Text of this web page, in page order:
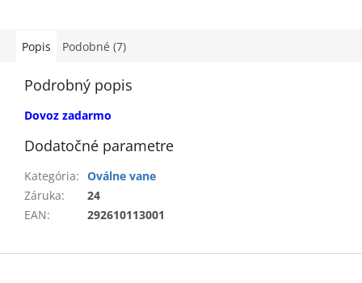
Popis Podobné (7)
Podrobný popis
Dovoz zadarmo
Dodatočné parametre
Kategória: Oválne vane
Záruka:
24
EAN: 292610113001
Z